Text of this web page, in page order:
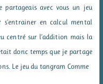
avec vous un jeu
en calcul mental
centré sur l’addition mais la
donc temps que je partage
Le jeu du tangram Comme